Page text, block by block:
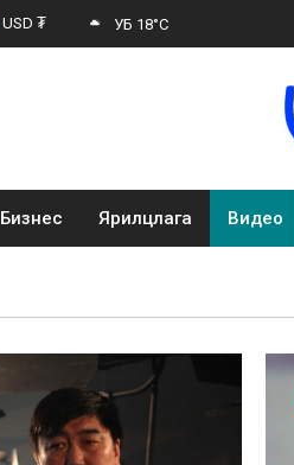
USD ₮ УБ 18°C
Бизнес Ярилцлага Видео